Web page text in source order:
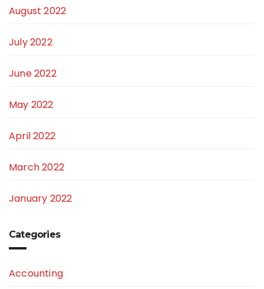
August 2022
July 2022
June 2022
May 2022
April 2022
March 2022
January 2022
Categories
Accounting